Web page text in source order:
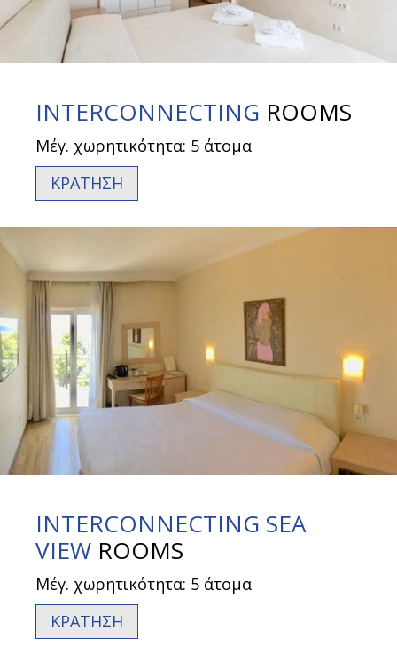
INTERCONNECTING ROOMS
Μέγ. χωρητικότητα: 5 άτομα
ΚΡΑΤΗΣΗ
INTERCONNECTING SEA
VIEW ROOMS
Μέγ. χωρητικότητα: 5 άτομα
ΚΡΑΤΗΣΗ